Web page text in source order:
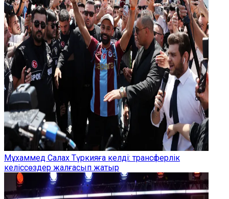
Мұхаммед Салах Түркияға келді: трансферлік
келіссөздер жалғасып жатыр